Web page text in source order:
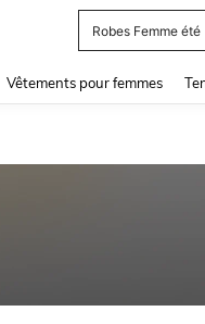
Robes Femme été
Vêtements pour femmes